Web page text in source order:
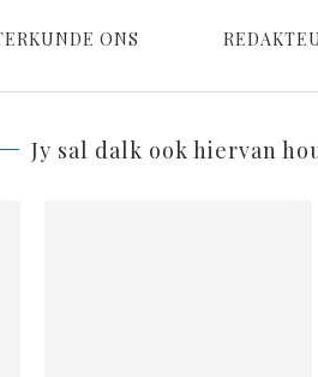
ONS
Jy sal dalk ook hiervan